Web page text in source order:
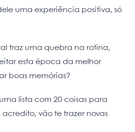
uma experiência positiva, só
traz uma quebra na rotina,
esta época da melhor
boas memórias?
lista com 20 coisas para
vão te trazer novas